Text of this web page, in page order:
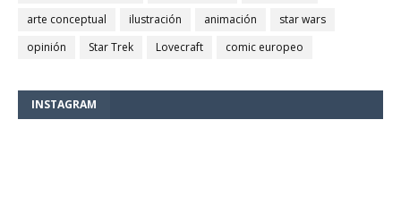
arte conceptual
ilustración animación
star wars
opinión
Star Trek Lovecraft comic europeo
INSTAGRAM